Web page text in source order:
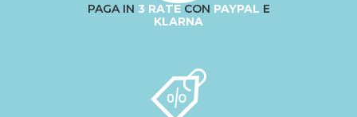
PAGA IN 3 RATECON PAYPAL E
KLARNA